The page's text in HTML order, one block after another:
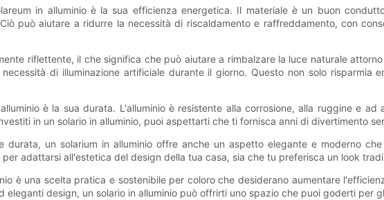
in alluminio è la sua efficienza energetica. Il materiale è un buon
può aiutare a ridurre la necessità di riscaldamento e raffreddamento, con
riflettente, il che significa che può aiutare a rimbalzare la luce naturale
di illuminazione artificiale durante il giorno. Questo non solo risparmia
è la sua durata. L'alluminio è resistente alla corrosione, alla ruggine e
in un solario in alluminio, puoi aspettarti che ti fornisca anni di divertimento
durata, un solarium in alluminio offre anche un aspetto elegante e moderno
adattarsi all'estetica del design della tua casa, sia che tu preferisca un look
è una scelta pratica e sostenibile per coloro che desiderano aumentare
design, un solario in alluminio può offrirti uno spazio che puoi goderti per